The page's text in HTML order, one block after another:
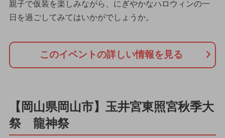
親子で仮装を楽しみながら、にぎやかなハロウィンの一
日を過ごしてみてはいかがでしょうか。
このイベントの詳しい情報を見る
【岡山県岡山市】玉井宮東照宮秋季大
祭 龍神祭